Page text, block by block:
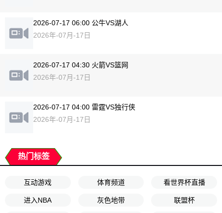
2026-07-17 06:00 公牛VS湖人
2026年-07月-17日
2026-07-17 04:30 火箭VS篮网
2026年-07月-17日
2026-07-17 04:00 雷霆VS独行侠
2026年-07月-17日
热门标签
互动游戏 体育频道 看世界杯直播
进入NBA 灰色地带 联盟杯